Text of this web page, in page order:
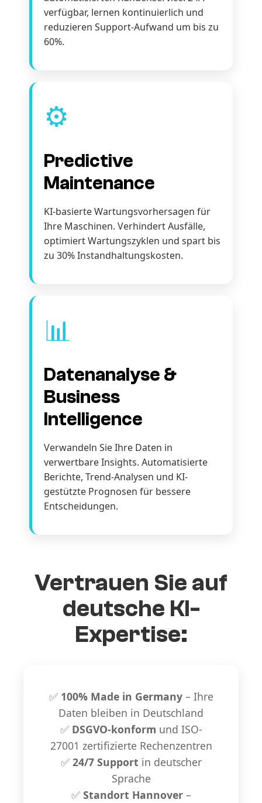
verfügbar, lernen kontinuierlich und
reduzieren Support-Aufwand um bis zu
60%.
⚙️
Predictive
Maintenance
KI-basierte Wartungsvorhersagen für
Ihre Maschinen. Verhindert Ausfälle,
optimiert Wartungszyklen und spart bis
zu 30% Instandhaltungskosten.
📊
Datenanalyse &
Business
Intelligence
Verwandeln Sie Ihre Daten in
verwertbare Insights. Automatisierte
Berichte, Trend-Analysen und KI-
gestützte Prognosen für bessere
Entscheidungen.
Vertrauen Sie auf
deutsche KI-
Expertise:
✅ 100% Made in Germany– Ihre
Daten bleiben in Deutschland
✅ DSGVO-konform und ISO-
27001 zertifizierte Rechenzentren
✅ 24/7 Support in deutscher
Sprache
✅ Standort Hannover–